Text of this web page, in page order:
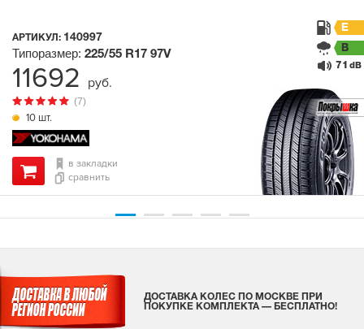
АРТИКУЛ: 140997
10 шт.
(7)
Типоразмер: 225/55 R17 97V
E
B
71 dB
в закладки
сравнить
11692 руб.
ДОСТАВКА КОЛЕС ПО МОСКВЕ ПРИ
ПОКУПКЕ КОМПЛЕКТА — БЕСПЛАТНО!